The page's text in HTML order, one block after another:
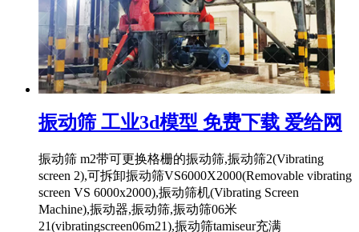
振动筛 工业3d模型 免费下载 爱给网
振动筛 m2带可更换格栅的振动筛,振动筛2(Vibrating
screen 2),可拆卸振动筛VS6000X2000(Removable vibrating
screen VS 6000x2000),振动筛机(Vibrating Screen
Machine),振动器,振动筛,振动筛06米
21(vibratingscreen06m21),振动筛tamiseur充满